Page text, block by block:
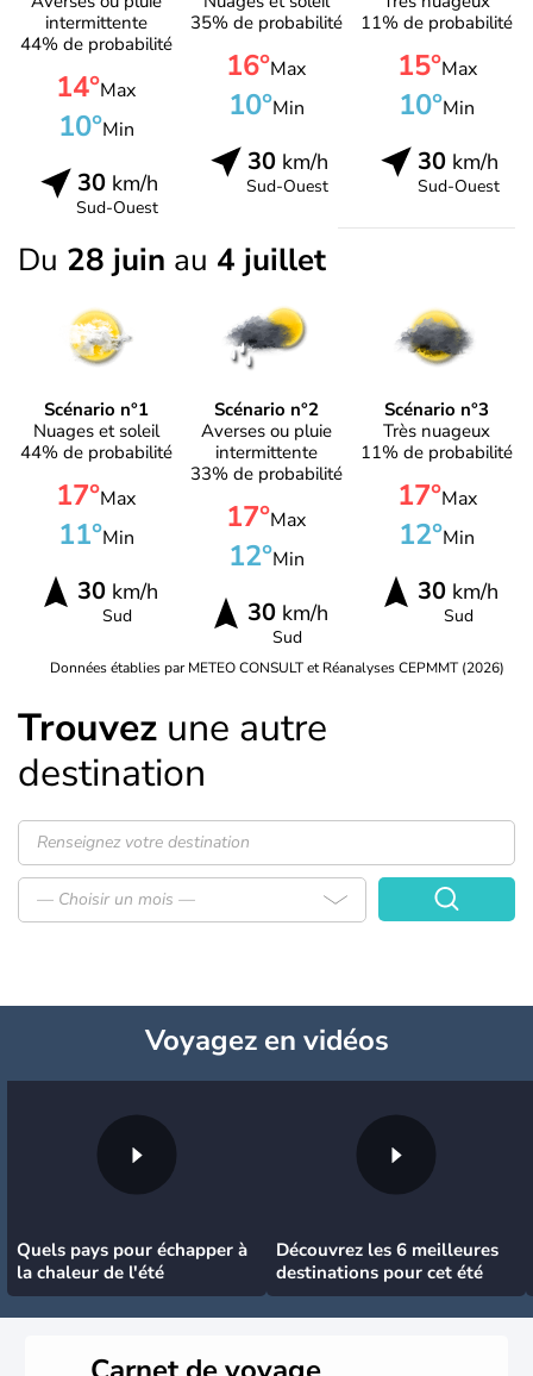
intermittente
44% de probabilité
14°Max
10°Min
30km/h
Sud-Ouest
35% de probabilité
16°Max
10°Min
30km/h
Sud-Ouest
11% de probabilité
15°Max
10°Min
30 km/h
Sud-Ouest
Du 28 juin au 4 juillet
Scénario n°1
Nuages et soleil
44% de probabilité
17°Max
11°Min
30km/h
Sud
Scénario n°2
Averses ou pluie
intermittente
33% de probabilité
17°Max
12°Min
30km/h
Sud
Scénario n°3
Très nuageux
11% de probabilité
17°Max
12°Min
30 km/h
Sud
Données établies par METEO CONSULT et Réanalyses CEPMMT (2026)
Trouvez une autre
destination
— Choisir un mois —
Voyagezen vidéos
Quels pays pour échapper à
la chaleur de l'été
Découvrez les 6 meilleures
destinations pour cet été